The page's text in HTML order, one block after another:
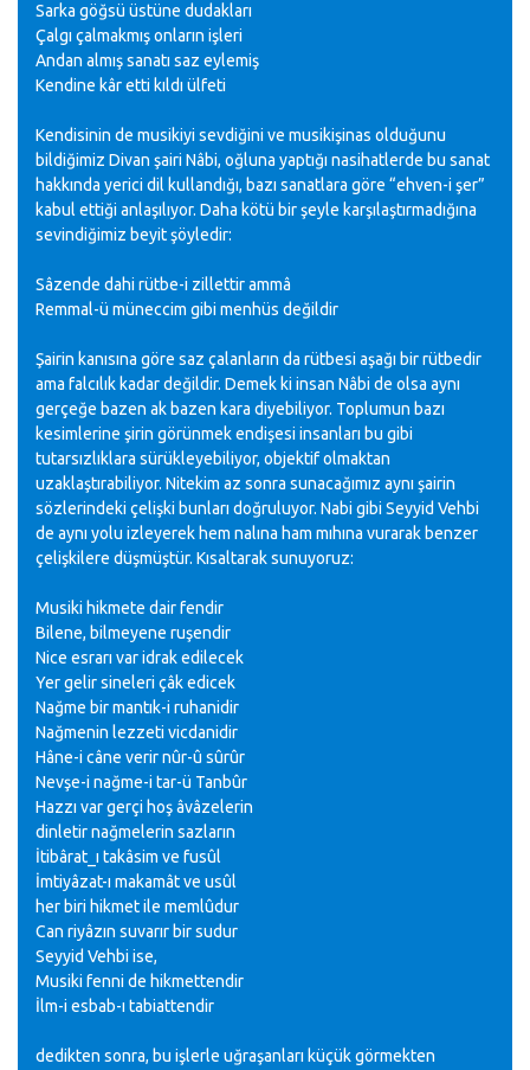
Sarka göğsü üstüne dudakları
Çalgı çalmakmış onların işleri
Andan almış sanatı saz eylemiş
Kendine kâr etti kıldı ülfeti
Kendisinin de musikiyi sevdiğini ve musikişinas olduğunu
bildiğimiz Divan şairi Nâbi, oğluna yaptığı nasihatlerde bu sanat
hakkında yerici dil kullandığı, bazı sanatlara göre “ehven-i şer”
kabul ettiği anlaşılıyor. Daha kötü bir şeyle karşılaştırmadığına
sevindiğimiz beyit şöyledir:
Sâzende dahi rütbe-i zillettir ammâ
Remmal-ü müneccim gibi menhüs değildir
Şairin kanısına göre saz çalanların da rütbesi aşağı bir rütbedir
ama falcılık kadar değildir. Demek ki insan Nâbi de olsa aynı
gerçeğe bazen ak bazen kara diyebiliyor. Toplumun bazı
kesimlerine şirin görünmek endişesi insanları bu gibi
tutarsızlıklara sürükleyebiliyor, objektif olmaktan
uzaklaştırabiliyor. Nitekim az sonra sunacağımız aynı şairin
sözlerindeki çelişki bunları doğruluyor. Nabi gibi Seyyid Vehbi
de aynı yolu izleyerek hem nalına ham mıhına vurarak benzer
çelişkilere düşmüştür. Kısaltarak sunuyoruz:
Musiki hikmete dair fendir
Bilene, bilmeyene ruşendir
Nice esrarı var idrak edilecek
Yer gelir sineleri çâk edicek
Nağme bir mantık-i ruhanidir
Nağmenin lezzeti vicdanidir
Hâne-i câne verir nûr-û sûrûr
Nevşe-i nağme-i tar-ü Tanbûr
Hazzı var gerçi hoş âvâzelerin
dinletir nağmelerin sazların
İtibârat_ı takâsim ve fusûl
İmtiyâzat-ı makamât ve usûl
her biri hikmet ile memlûdur
Can riyâzın suvarır bir sudur
Seyyid Vehbi ise,
Musiki fenni de hikmettendir
İlm-i esbab-ı tabiattendir
dedikten sonra, bu işlerle uğraşanları küçük görmekten